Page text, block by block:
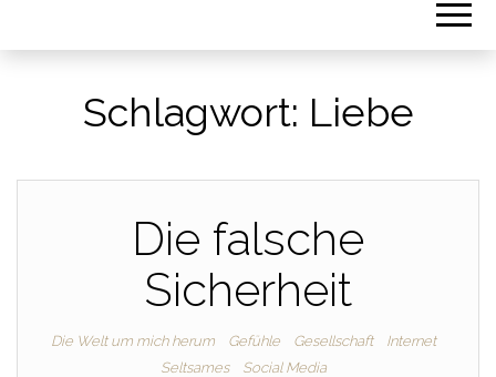
Schlagwort: Liebe
Die falsche
Sicherheit
Die Welt um mich herum Gefühle Gesellschaft
Internet
Seltsames
Social Media